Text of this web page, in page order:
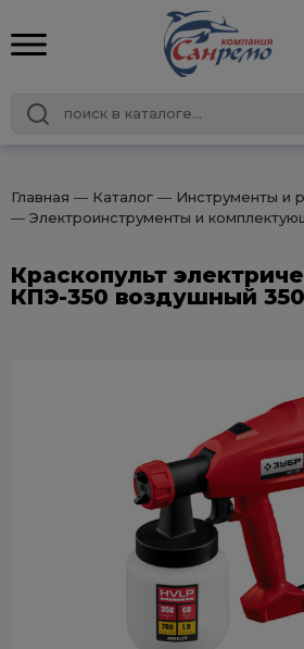
Главная ― Каталог ― Инструменты и
― Электроинструменты и
Краскопульт
КПЭ-350 воздушный